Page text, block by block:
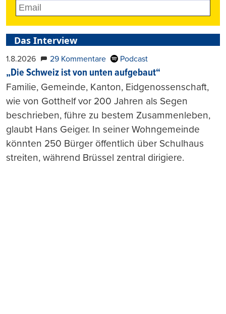
Das Interview
1.8.2026 29 Kommentare Podcast
„Die Schweiz ist von unten aufgebaut“
Familie, Gemeinde, Kanton, Eidgenossenschaft,
wie von Gotthelf vor 200 Jahren als Segen
beschrieben, führe zu bestem Zusammenleben,
glaubt Hans Geiger. In seiner Wohngemeinde
könnten 250 Bürger öffentlich über Schulhaus
streiten, während Brüssel zentral dirigiere.